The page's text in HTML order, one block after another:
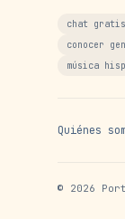
chat gratis
conocer
música
Quiénes
© 2026